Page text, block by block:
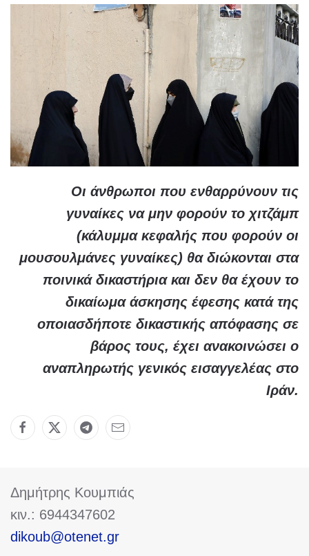
Οι άνθρωποι που ενθαρρύνουν τις
γυναίκες να μην φορούν το χιτζάμπ
(κάλυμμα κεφαλής που φορούν οι
μουσουλμάνες γυναίκες) θα διώκονται στα
ποινικά δικαστήρια και δεν θα έχουν το
δικαίωμα άσκησης έφεσης κατά της
οποιασδήποτε δικαστικής απόφασης σε
βάρος τους, έχει ανακοινώσει ο
αναπληρωτής γενικός εισαγγελέας στο
Ιράν.
Δημήτρης Κουμπιάς
κιν.: 6944347602
dikoub@otenet.gr